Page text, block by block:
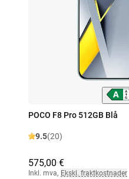
POCO F8 Pro 512GB Blå
9.5(20)
575,00 €
Inkl. mva, Ekskl. fraktkostnader